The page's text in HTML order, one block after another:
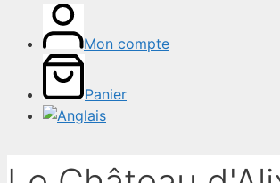
Mon compte
Panier